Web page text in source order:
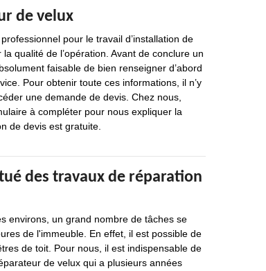
de velux
pour le travail d’installation de
qualité de l’opération. Avant de conclure un
faisable de bien renseigner d’abord
Pour obtenir toute ces informations, il n’y
une demande de devis. Chez nous,
à compléter pour nous expliquer la
de devis est gratuite.
des travaux de réparation
environs, un grand nombre de tâches se
de l'immeuble. En effet, il est possible de
de toit. Pour nous, il est indispensable de
de velux qui a plusieurs années